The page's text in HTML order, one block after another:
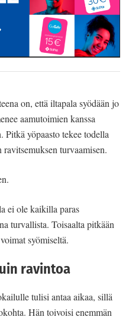
on, että iltapala syödään jo
aamutoimien kanssa
Pitkä yöpaasto tekee todella
turvaamisen.
ei ole kaikilla paras
turvallista. Toisaalta pitkään
syömiseltä.
ravintoa
tulisi antaa aikaa, sillä
Hän toivoisi enemmän